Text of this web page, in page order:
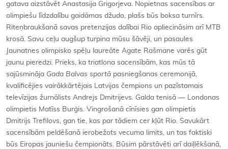
gatava aizstāvēt Anastasija Grigorjeva. Nopietnas sacensības ar
olimpiešu līdzdalību gaidāmas džudo, plašs būs boksa turnīrs.
Riteņbraukšanā savas pretenzijas dalībai Rio apliecināsim arī MTB
krosā. Savu ceļu augšup turpina mūsu šāvēji, un pasaules
Jaunatnes olimpisko spēļu laureāte Agate Rašmane varēs gūt
jaunu pieredzi. Prieks, ka triatlona sacensībām, kas mūs tā
sajūsmināja Gada Balvas sportā pasniegšanas ceremonijā,
kvalificējies vairākkārtējais Latvijas čempions un pazīstamais
televīzijas žurnālists Andrejs Dmitrijevs. Galda tenisā — Londonas
olimpietis Matīss Burģis. Vingrošanā cīnīsies gan olimpietis
Dmitrijs Trefilovs, gan tie, kas par tādiem cer kļūt Rio. Savukārt
sacensībām peldēšanā ierobežots vecuma limits, un tas faktiski
būs Eiropas jauniešu čempionāts. Būsim pārstāvēti arī daiļlēkšanā,